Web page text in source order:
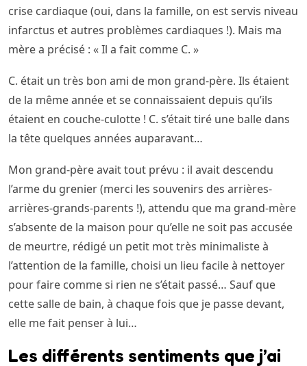
crise cardiaque (oui, dans la famille, on est servis niveau
infarctus et autres problèmes cardiaques !). Mais ma
mère a précisé : « Il a fait comme C. »
C. était un très bon ami de mon grand-père. Ils étaient
de la même année et se connaissaient depuis qu’ils
étaient en couche-culotte ! C. s’était tiré une balle dans
la tête quelques années auparavant…
Mon grand-père avait tout prévu : il avait descendu
l’arme du grenier (merci les souvenirs des arrières-
arrières-grands-parents !), attendu que ma grand-mère
s’absente de la maison pour qu’elle ne soit pas accusée
de meurtre, rédigé un petit mot très minimaliste à
l’attention de la famille, choisi un lieu facile à nettoyer
pour faire comme si rien ne s’était passé… Sauf que
cette salle de bain, à chaque fois que je passe devant,
elle me fait penser à lui…
Les différents sentiments que j’ai